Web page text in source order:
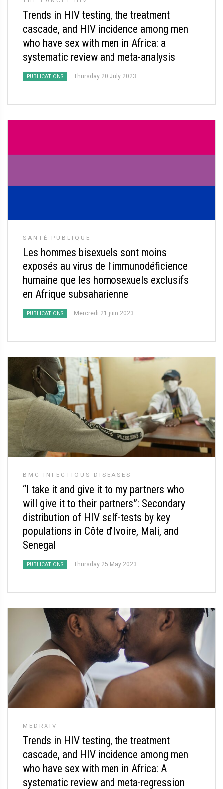
Trends in HIV testing, the treatment
cascade, and HIV incidence among men
who have sex with men in Africa: a
systematic review and meta-analysis
PUBLICATIONS Thursday 20 July 2023
SANTÉ PUBLIQUE
Les hommes bisexuels sont moins
exposés au virus de l’immunodéficience
humaine que les homosexuels exclusifs
en Afrique subsaharienne
PUBLICATIONS Mercredi 21 juin 2023
BMC INFECTIOUS DISEASES
“I take it and give it to my partners who
will give it to their partners”: Secondary
distribution of HIV self-tests by key
populations in Côte d’Ivoire, Mali, and
Senegal
PUBLICATIONS Thursday 25 May 2023
MEDRXIV
Trends in HIV testing, the treatment
cascade, and HIV incidence among men
who have sex with men in Africa: A
systematic review and meta-regression